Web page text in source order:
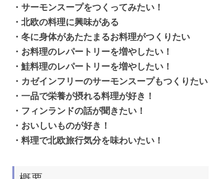
・サーモンスープをつくってみたい！
・北欧の料理に興味がある
・冬に身体があたたまるお料理がつくりたい
・お料理のレパートリーを増やしたい！
・鮭料理のレパートリーを増やしたい！
・カゼインフリーのサーモンスープもつくりたい
・一品で栄養が摂れる料理が好き！
・フィンランドの話が聞きたい！
・おいしいものが好き！
・料理で北欧旅行気分を味わいたい！